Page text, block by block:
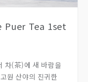
Puer Tea 1set
차(茶)에 새 바람을
원 산야의 진귀한